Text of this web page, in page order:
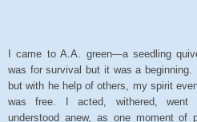
I came to A.A. green—a seedling
was for survival but it was a beginning.
but with he help of others, my spirit
was free. I acted, withered, went
understood anew, as one moment of